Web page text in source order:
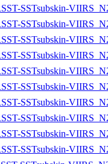
SSTsubskin-
SSTsubskin-
SSTsubskin-
SSTsubskin-
SSTsubskin-
SSTsubskin-
SSTsubskin-
SSTsubskin-
SSTsubskin-
SSTsubskin-